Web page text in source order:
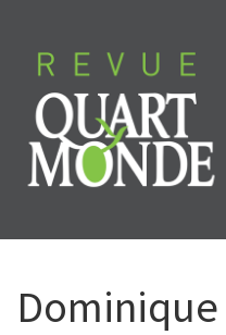
contenu
Dominique